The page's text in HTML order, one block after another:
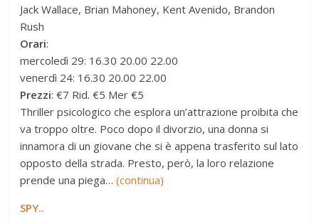
Jack Wallace, Brian Mahoney, Kent Avenido, Brandon
Rush
Orari:
mercoledì 29: 16.30 20.00 22.00
venerdì 24: 16.30 20.00 22.00
Prezzi: €7 Rid. €5 Mer €5
Thriller psicologico che esplora un’attrazione proibita che
va troppo oltre. Poco dopo il divorzio, una donna si
innamora di un giovane che si è appena trasferito sul lato
opposto della strada. Presto, però, la loro relazione
prende una piega…(continua)
SPY..